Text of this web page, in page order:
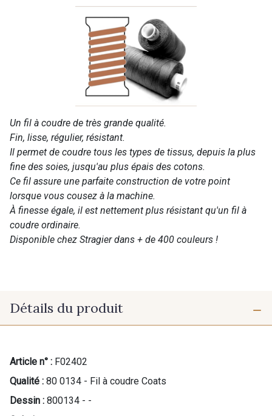
Un fil à coudre de très grande qualité.
Fin, lisse, régulier, résistant.
Il permet de coudre tous les types de tissus, depuis la plus
fine des soies, jusqu'au plus épais des cotons.
Ce fil assure une parfaite construction de votre point
lorsque vous cousez à la machine.
À finesse égale, il est nettement plus résistant qu'un fil à
coudre ordinaire.
Disponible chez Stragier dans + de 400 couleurs !
Détails du produit
Article n° : F02402
Qualité : 80 0134 - Fil à coudre Coats
Dessin : 800134 - -